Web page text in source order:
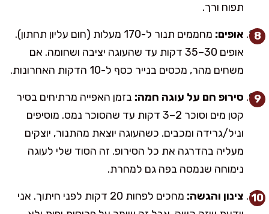
תפוח ורך.
אופים:
מחממים תנור ל-170 מעלות (חום עליון תחתון).
אופים 30–35 דקות עד שהעוגה יציבה ושחומה. אם
משחים מהר, מכסים בנייר כסף ל-10 הדקות האחרונות.
סירופ חם על עוגה חמה: בזמן האפייה מרתיחים בסיר
קטן מים וסוכר 2–3 דקות עד שהסוכר נמס. מוסיפים
וניל/גרידה ומכבים. כשהעוגה יוצאת מהתנור, יוצקים
מעליה בהדרגה את כל הסירופ. זה הסוד שלי לעוגה
נימוחה שנמסה בפה גם למחרת.
צינון והגשה:
מחכים לפחות 20 דקות לפני חיתוך. אני